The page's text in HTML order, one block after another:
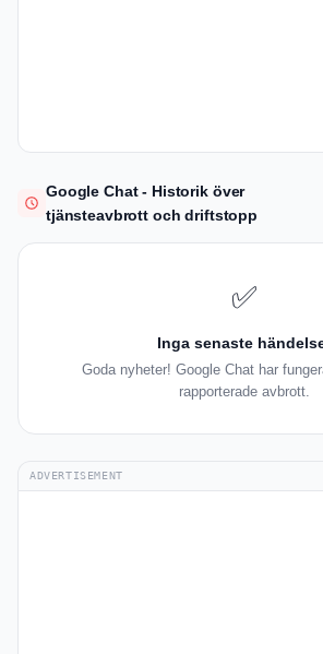
Google Chat - Historik över
tjänsteavbrott och driftstopp
✅
Inga senaste
Goda nyheter! Google Chat har
rapporterade avbrott.
ADVERTISEMENT